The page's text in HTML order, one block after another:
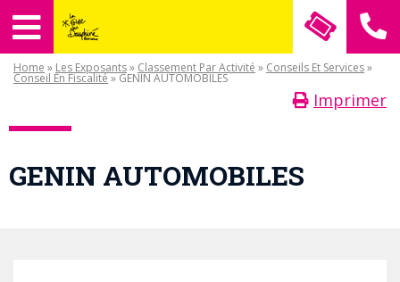
Home » Les Exposants» Classement Par Activité » Conseils Et Services»
Conseil En Fiscalité» GENIN AUTOMOBILES
Imprimer
GENIN AUTOMOBILES